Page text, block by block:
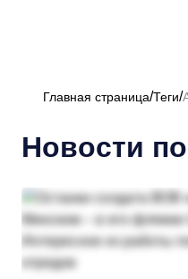
Главная страница Теги
Новости по